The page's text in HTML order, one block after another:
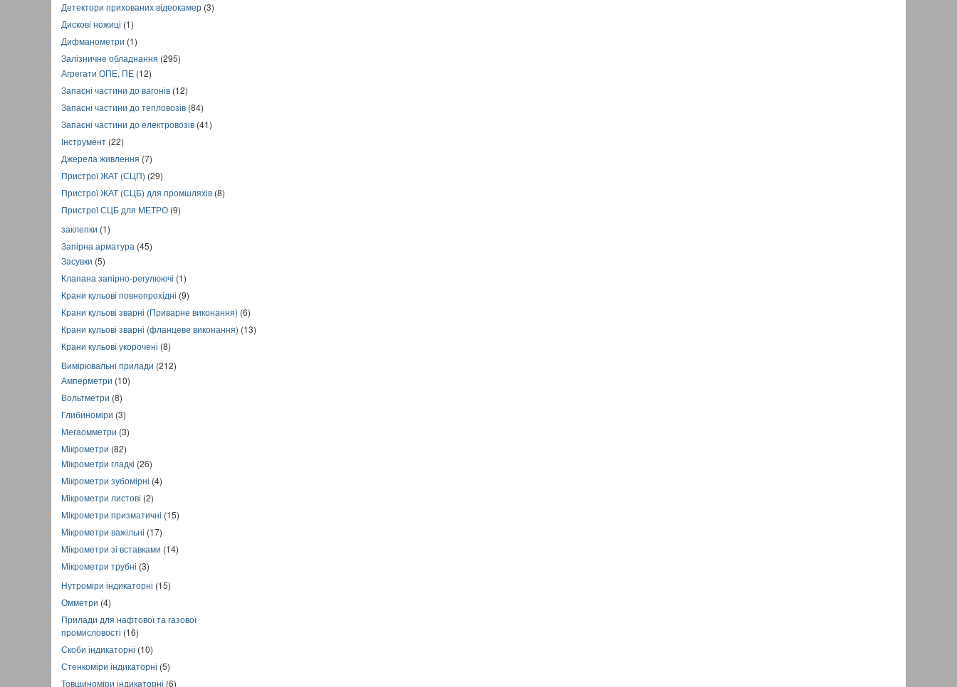
Детектори прихованих відеокамер (3)
Дискові ножиці (1)
Дифманометри (1)
Залізничне обладнання (295)
Агрегати ОПЕ, ПЕ (12)
Запасні частини до вагонів (12)
Запасні частини до тепловозів (84)
Запасні частини до електровозів (41)
Інструмент (22)
Джерела живлення (7)
Пристрої ЖАТ (СЦП) (29)
Пристрої ЖАТ (СЦБ) для промшляхів (8)
Пристрої СЦБ для МЕТРО (9)
заклепки (1)
Запірна арматура (45)
Засувки (5)
Клапана запірно-регулюючі (1)
Крани кульові повнопрохідні (9)
Крани кульові зварні (Приварне виконання) (6)
Крани кульові зварні (фланцеве виконання) (13)
Крани кульові укорочені (8)
Вимірювальні прилади (212)
Амперметри (10)
Вольтметри (8)
Глибиноміри (3)
Мегаомметри (3)
Мікрометри (82)
Мікрометри гладкі (26)
Мікрометри зубомірні (4)
Мікрометри листові (2)
Мікрометри призматичні (15)
Мікрометри важільні (17)
Мікрометри зі вставками (14)
Мікрометри трубні (3)
Нутроміри індикаторні (15)
Омметри (4)
Прилади для нафтової та газової
промисловості (16)
Скоби індикаторні (10)
Стенкоміри індикаторні (5)
Товщиноміри індикаторні (6)